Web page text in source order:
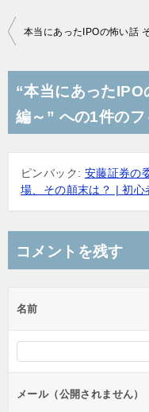
投
ビ
ゲ
シ
ン
“本当にあった
編～” への1件のフ
ピンバック: 安藤証券の
場、その顛末は？ | 初
コメントを残す
名前
メール（公開されません）